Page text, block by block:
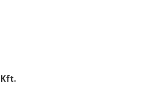
Kft.